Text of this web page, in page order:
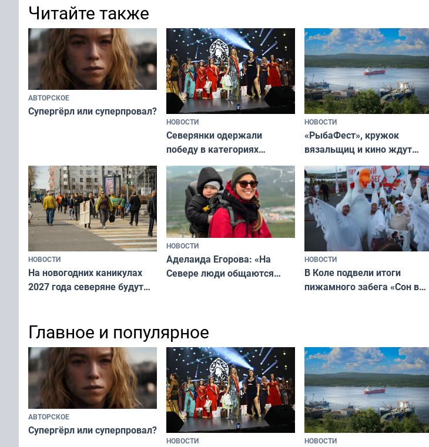
Читайте также
АВТОРСКОЕ
Супергёрл или суперпровал?
НОВОСТИ
Северянки одержали
победу в категориях
всероссийского конкурса
«Мисс и Миссис Великая
Русь»
НОВОСТИ
«РыбаФест», кружок
вязальщиц и кино ждут
мурманчан в эти выходные
НОВОСТИ
На новогодних каникулах
2027 года северяне будут
НОВОСТИ
Аделаида Егорова: «На
Севере люди общаются
НОВОСТИ
В Коле подвели итоги
пижамного забега «Сон в
Главное и популярное
АВТОРСКОЕ
Супергёрл или суперпровал?
НОВОСТИ НОВОСТИ